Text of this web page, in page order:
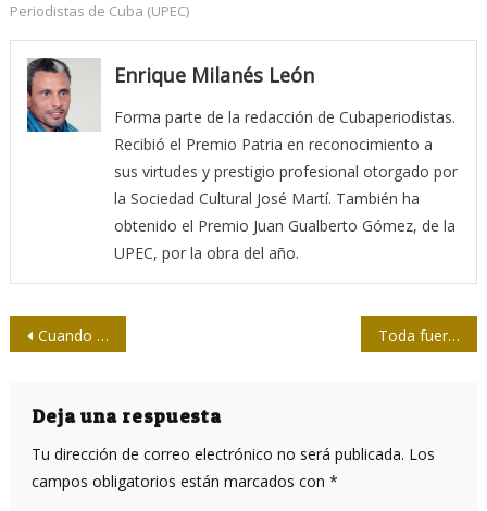
Periodistas de Cuba (UPEC)
Enrique Milanés León
Forma parte de la redacción de Cubaperiodistas.
Recibió el Premio Patria en reconocimiento a
sus virtudes y prestigio profesional otorgado por
la Sociedad Cultural José Martí. También ha
obtenido el Premio Juan Gualberto Gómez, de la
UPEC, por la obra del año.
Navegación
entradas
Cuando María Corina Machado ganó el Premio Nobel de la Paz, la “paz” perdió su significado Toda fuerza política necesita héroes, pero…
Deja una respuesta
Tu dirección de correo electrónico no será publicada. Los
campos obligatorios están marcados con *